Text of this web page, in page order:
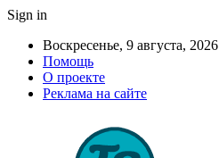
Sign in
Воскресенье, 9 августа, 2026
Помощь
О проекте
Реклама на сайте